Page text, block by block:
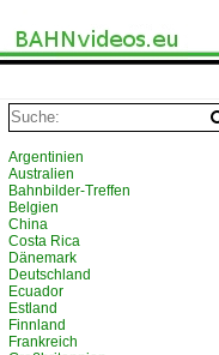
Argentinien
Australien
Bahnbilder-Treffen
Belgien
China
Costa Rica
Dänemark
Deutschland
Ecuador
Estland
Finnland
Frankreich